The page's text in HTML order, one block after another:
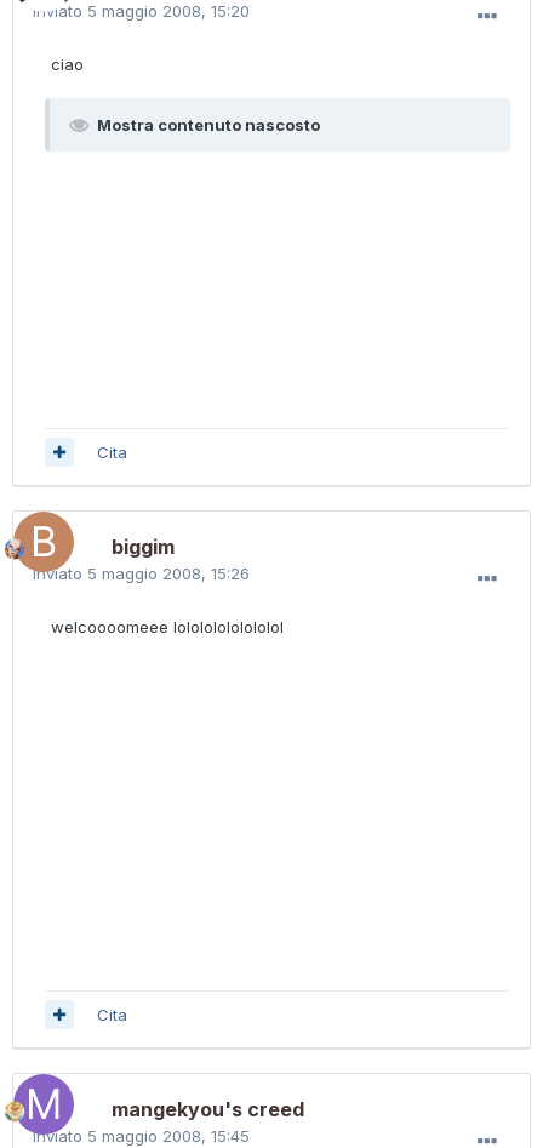
Inviato 5 maggio 2008, 15:20
ciao
Mostra contenuto nascosto
Cita
biggim
Inviato 5 maggio 2008, 15:26
welcoooomeee lolololololololol
Cita
mangekyou's creed
Inviato 5 maggio 2008, 15:45